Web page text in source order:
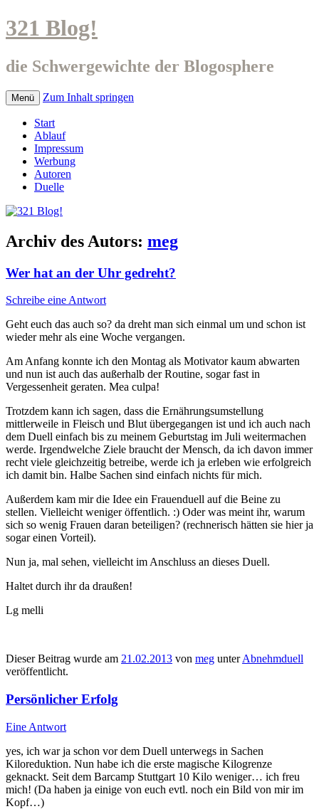
321 Blog!
die Schwergewichte der Blogosphere
Menü Zum Inhalt springen
Start
Ablauf
Impressum
Werbung
Autoren
Duelle
Archiv des Autors: meg
Wer hat an der Uhr gedreht?
Schreibe eine Antwort
Geht euch das auch so? da dreht man sich einmal um und schon ist
wieder mehr als eine Woche vergangen.
Am Anfang konnte ich den Montag als Motivator kaum abwarten
und nun ist auch das außerhalb der Routine, sogar fast in
Vergessenheit geraten. Mea culpa!
Trotzdem kann ich sagen, dass die Ernährungsumstellung
mittlerweile in Fleisch und Blut übergegangen ist und ich auch nach
dem Duell einfach bis zu meinem Geburtstag im Juli weitermachen
werde. Irgendwelche Ziele braucht der Mensch, da ich davon immer
recht viele gleichzeitig betreibe, werde ich ja erleben wie erfolgreich
ich damit bin. Halbe Sachen sind einfach nichts für mich.
Außerdem kam mir die Idee ein Frauenduell auf die Beine zu
stellen. Vielleicht weniger öffentlich. :) Oder was meint ihr, warum
sich so wenig Frauen daran beteiligen? (rechnerisch hätten sie hier ja
sogar einen Vorteil).
Nun ja, mal sehen, vielleicht im Anschluss an dieses Duell.
Haltet durch ihr da draußen!
Lg melli
Dieser Beitrag wurde am 21.02.2013 von meg unterAbnehmduell
veröffentlicht.
Persönlicher Erfolg
Eine Antwort
yes, ich war ja schon vor dem Duell unterwegs in Sachen
Kiloreduktion. Nun habe ich die erste magische Kilogrenze
geknackt. Seit dem Barcamp Stuttgart 10 Kilo weniger… ich freu
mich! (Da haben ja einige von euch evtl. noch ein Bild von mir im
Kopf…)